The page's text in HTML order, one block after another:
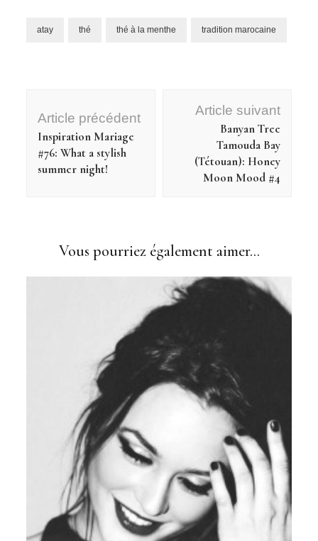
atay thé thé à la menthe tradition marocaine
d'article
Article précédent
Inspiration Mariage
#76: What a stylish
summer night!
Article suivant
Banyan Tree
Tamouda Bay
(Tétouan): Honey
Moon Mood #4
Vous pourriez également aimer...